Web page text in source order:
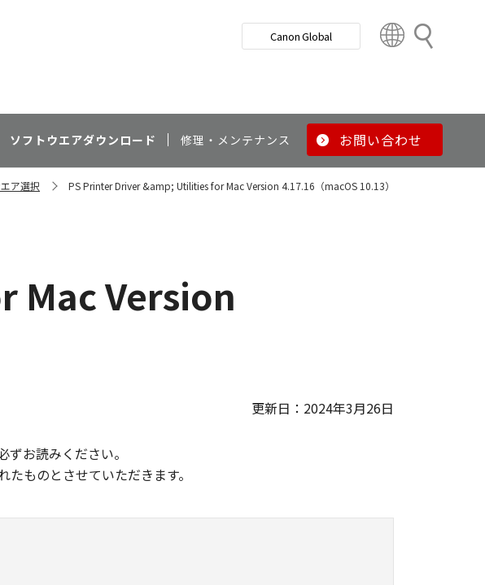
検
Canon Global
t
y
&
ソフトウエアダウンロード 修理・メンテナンス お問い合わせ
ア選択 PS Printer Driver &amp; Utilities for Mac Version 4.17.16（macOS 10.13）
Mac Version
更新日：2024年3月26日
お読みください。
ものとさせていただきます。